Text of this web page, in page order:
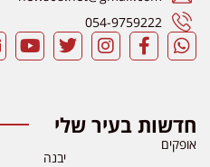
054-9759222
חדשות בעיר שלי
אופקים
יבנה